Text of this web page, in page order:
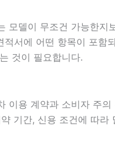
모델이 무조건 가능한
서에 어떤 항목이 포
것이 필요합니다.
이용 계약과 소비자 주의
기간, 신용 조건에 따